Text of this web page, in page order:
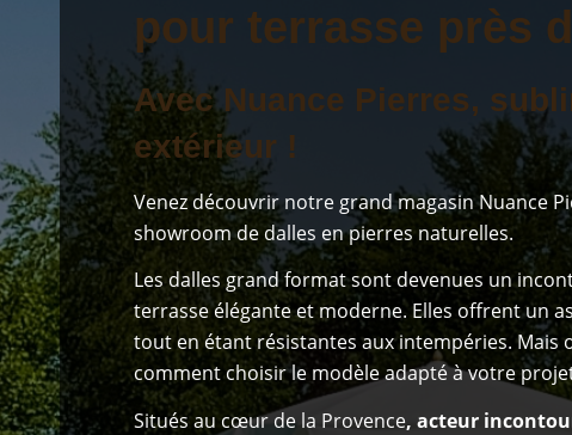
pour terrasse près
Avec Nuance Pierres,
extérieur !
Venez découvrir notre grand magasin Nuance
showroom de dalles en pierres naturelles.
Les dalles grand format sont devenues un
terrasse élégante et moderne. Elles offrent un
tout en étant résistantes aux intempéries. Mais
comment choisir le modèle adapté à votre
Situés au cœur de la Provence, acteur